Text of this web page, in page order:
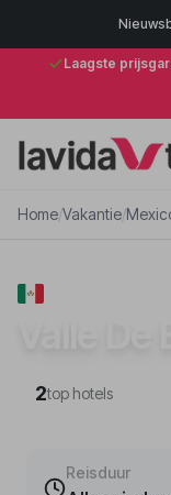
Laagste
Home/Vakantie/
2top hotels
Reisduur